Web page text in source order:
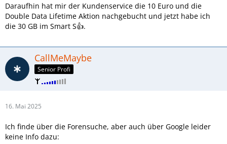
Daraufhin hat mir der Kundenservice die 10 Euro und die
Double Data Lifetime Aktion nachgebucht und jetzt habe ich
die 30 GB im Smart S👍.
CallMeMaybe
Senior Profi
16. Mai 2025
Ich finde über die Forensuche, aber auch über Google leider
keine Info dazu: